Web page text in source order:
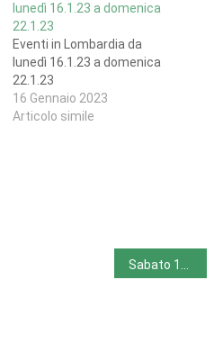
lunedì 16.1.23 a domenica
22.1.23
Eventi in Lombardia da
lunedì 16.1.23 a domenica
22.1.23
16 Gennaio 2023
Articolo simile